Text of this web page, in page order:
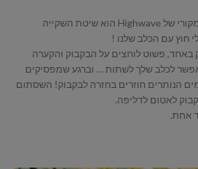
בקבוק השתיה לטיולים המקורי של Highwave הוא שיטת השקייה
חוץ עם הכלב שלנו !
באחד, פשוט לוחצים על הבקבוק והקערה
לכלב שלך לשתות … וברגע שמפסיקים
הנותרים חוזרים בחזרה לבקבוק! השסתום
לאטום לדליפה.
אחת.